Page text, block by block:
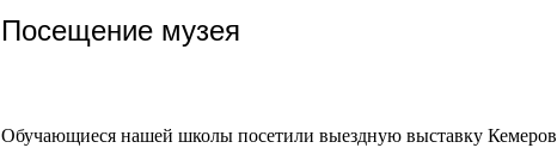
Посещение музея
Обучающиеся нашей школы посетили выездную выставку